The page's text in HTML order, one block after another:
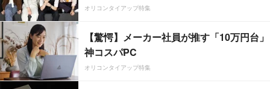
オリコンタイアップ特集
【驚愕】メーカー社員が推す「10万円台」
神コスパPC
オリコンタイアップ特集